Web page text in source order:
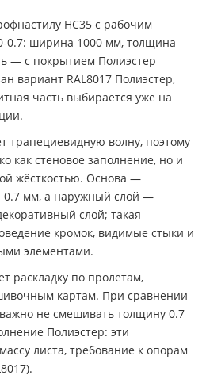
НС35 с рабочим
0.7: ширина 1000 мм, толщина
— с покрытием Полиэстер
вариант RAL8017 Полиэстер,
часть выбирается уже на
трапециевидную волну, поэтому
как стеновое заполнение, но и
жёсткостью. Основа —
0.7 мм, а наружный слой —
слой; такая
кромок, видимые стыки и
элементами.
раскладку по пролётам,
картам. При сравнении
не смешивать толщину 0.7
Полиэстер: эти
листа, требование к опорам